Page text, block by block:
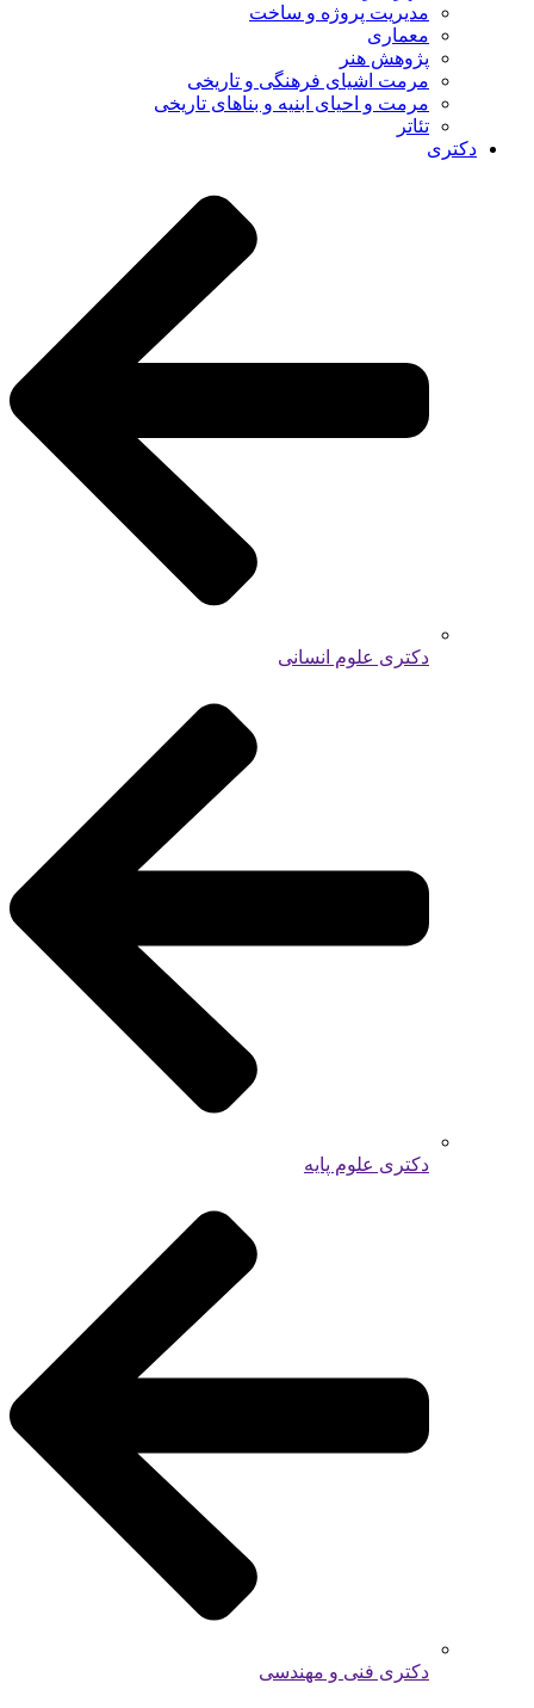
مدیریت پروژه و ساخت
معماری
پژوهش هنر
مرمت اشیای فرهنگی و تاریخی
مرمت و احیای ابنیه و بناهای تاریخی
تئاتر
دکتری
دکتری علوم انسانی
دکتری علوم پایه
دکتری فنی و مهندسی